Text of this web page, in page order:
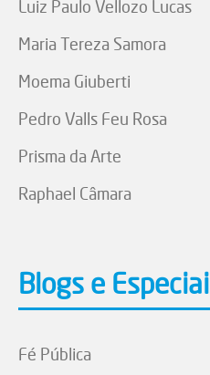
Luiz Paulo Vellozo Lucas
Maria Tereza Samora
Moema Giuberti
Pedro Valls Feu Rosa
Prisma da Arte
Raphael Câmara
Blogs e
Fé Pública